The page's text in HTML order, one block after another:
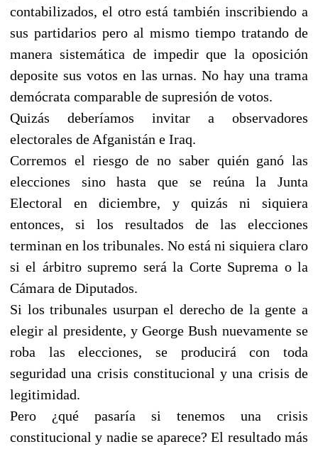
contabilizados, el otro está también inscribiendo a
sus partidarios pero al mismo tiempo tratando de
manera sistemática de impedir que la oposición
deposite sus votos en las urnas. No hay una trama
demócrata comparable de supresión de votos.
Quizás deberíamos invitar a observadores
electorales de Afganistán e Iraq.
Corremos el riesgo de no saber quién ganó las
elecciones sino hasta que se reúna la Junta
Electoral en diciembre, y quizás ni siquiera
entonces, si los resultados de las elecciones
terminan en los tribunales. No está ni siquiera claro
si el árbitro supremo será la Corte Suprema o la
Cámara de Diputados.
Si los tribunales usurpan el derecho de la gente a
elegir al presidente, y George Bush nuevamente se
roba las elecciones, se producirá con toda
seguridad una crisis constitucional y una crisis de
legitimidad.
Pero ¿qué pasaría si tenemos una crisis
constitucional y nadie se aparece? El resultado más